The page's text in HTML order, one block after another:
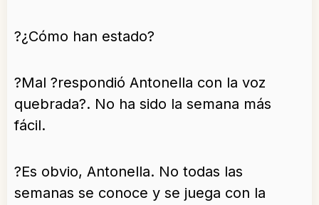
?¿Cómo han estado?
?Mal ?respondió Antonella con la voz
quebrada?. No ha sido la semana más
fácil.
?Es obvio, Antonella. No todas las
semanas se conoce y se juega con la